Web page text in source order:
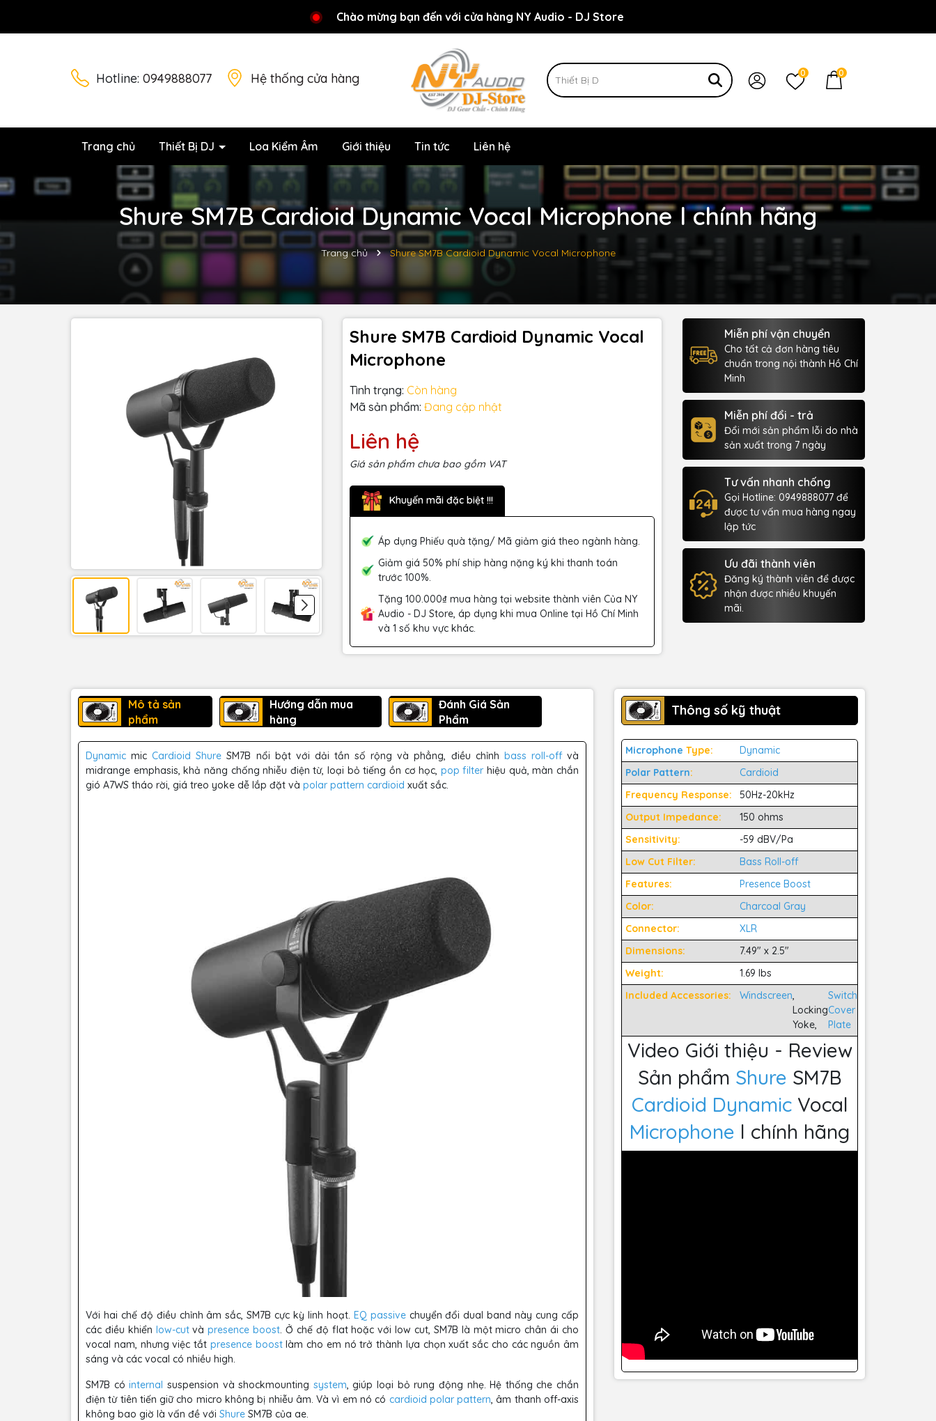
Chào mừng bạn đến với cửa hàng NY Audio - DJ Store
Rất nhiều ưu đãi và chương trình khuyến mãi đang chờ đợi bạn
Hotline: 0949888077 Hệ thống cửa hàng 0 0
Trang chủ Thiết Bị DJ Loa Kiểm Âm Giới thiệu Tin tức Liên hệ
Shure SM7B Cardioid Dynamic Vocal Microphone l chính hãng
Trang chủ Shure SM7B Cardioid Dynamic Vocal Microphone
Shure SM7B Cardioid Dynamic Vocal
Microphone
Tình trạng: Còn hàng
Mã sản phẩm: Đang cập nhật
Liên hệ
Giá sản phẩm chưa bao gồm VAT
Khuyến mãi đặc biệt !!!
Áp dụng Phiếu quà tặng/ Mã giảm giá theo ngành hàng.
Giảm giá 50% phí ship hàng nặng ký khi thanh toán
trước 100%.
Tặng 100.000₫ mua hàng tại website thành viên Của NY
Audio - DJ Store, áp dụng khi mua Online tại Hồ Chí Minh
và 1 số khu vực khác.
Miễn phí vận chuyển
Cho tất cả đơn hàng tiêu
chuẩn trong nội thành Hồ Chí
Minh
Miễn phí đổi - trả
Đổi mới sản phẩm lỗi do nhà
sản xuất trong 7 ngày
Tư vấn nhanh chống
Gọi Hotline: 0949888077 để
được tư vấn mua hàng ngay
lập tức
Ưu đãi thành viên
Đăng ký thành viên để được
nhận được nhiều khuyến
mãi.
Mô tả sản
phẩm
Hướng dẫn mua
hàng
Đánh Giá Sản
Phẩm
Dynamic micCardioidShure SM7B nổi bật với dải tần số rộng và phẳng, điều chỉnh bass roll-offvà
midrange emphasis, khả năng chống nhiễu điện từ, loại bỏ tiếng ồn cơ học, pop filter hiệu quả, màn chắn
gió A7WS tháo rời, giá treo yoke dễ lắp đặt và polar pattern cardioid xuất sắc.
Với hai chế độ điều chỉnh âm sắc, SM7B cực kỳ linh hoạt. EQ passivechuyển đổi dual band này cung cấp
các điều khiển low-cutvàpresence boost. Ở chế độ flat hoặc với low cut, SM7B là một micro chân ái cho
vocal nam, nhưng việc tắt presence boostlàm cho em nó trở thành lựa chọn xuất sắc cho các nguồn âm
sáng và các vocal có nhiều high.
SM7B cóinternal suspension và shockmounting system, giúp loại bỏ rung động nhẹ. Hệ thống che chắn
điện từ tiên tiến giữ cho micro không bị nhiễu âm. Và vì em nó có cardioid polar pattern, âm thanh off-axis
không bao giờ là vấn đề với Shure SM7B của ae.
Thông số kỹ thuật
Microphone Type:
Dynamic
Polar Pattern:
Cardioid
Frequency Response:
50Hz-20kHz
Output Impedance:
150 ohms
Sensitivity:
-59 dBV/Pa
Low Cut Filter:
Bass Roll-off
Features:
Presence Boost
Color:
Charcoal Gray
Connector:
XLR
Dimensions:
7.49" x 2.5"
Weight:
1.69 lbs
Included Accessories:
Windscreen,
Locking
Yoke,
Switch
Cover
Plate
Video Giới thiệu - Review
Sản phẩm Shure SM7B
Cardioid DynamicVocal
Microphone l chính hãng